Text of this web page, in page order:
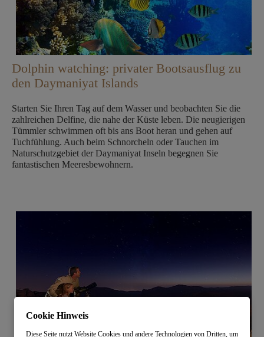
Dolphin watching: privater Bootsausflug zu
den Daymaniyat Islands
Starten Sie Ihren Tag auf dem Wasser und beobachten Sie die
zahlreichen Delfine, die nahe der Küste leben. Die neugierigen
Tümmler schwimmen oft bis ans Boot heran und gehen auf
Tuchfühlung. Auch beim Schnorcheln oder Tauchen im
Naturschutzgebiet der Daymaniyat Inseln begegnen Sie
fantastischen Meeresbewohnern.
Cookie Hinweis
Diese Seite nutzt Website Cookies und andere Technologien von Dritten, um